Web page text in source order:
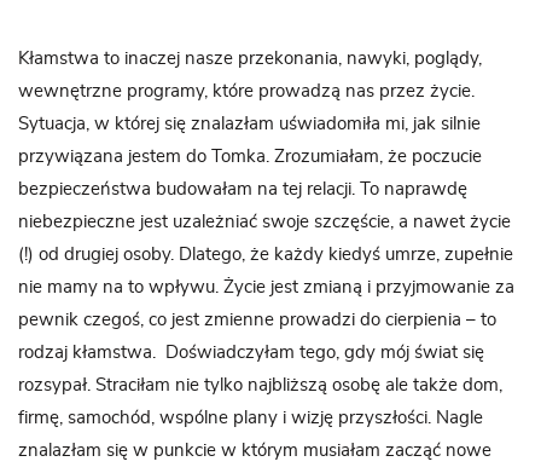
Kłamstwa to inaczej nasze przekonania, nawyki, poglądy,
wewnętrzne programy, które prowadzą nas przez życie.
Sytuacja, w której się znalazłam uświadomiła mi, jak silnie
przywiązana jestem do Tomka. Zrozumiałam, że poczucie
bezpieczeństwa budowałam na tej relacji. To naprawdę
niebezpieczne jest uzależniać swoje szczęście, a nawet życie
(!) od drugiej osoby. Dlatego, że każdy kiedyś umrze, zupełnie
nie mamy na to wpływu. Życie jest zmianą i przyjmowanie za
pewnik czegoś, co jest zmienne prowadzi do cierpienia – to
rodzaj kłamstwa. Doświadczyłam tego, gdy mój świat się
rozsypał. Straciłam nie tylko najbliższą osobę ale także dom,
firmę, samochód, wspólne plany i wizję przyszłości. Nagle
znalazłam się w punkcie w którym musiałam zacząć nowe